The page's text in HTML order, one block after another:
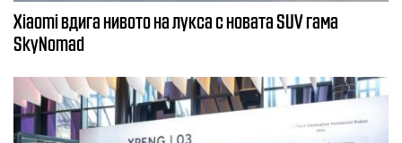
Xiaomi вдига нивото на лукса с новата SUV гама
SkyNomad